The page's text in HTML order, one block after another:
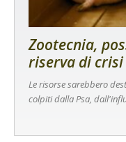
Zootecnia,
riserva di crisi
Le risorse sarebbero
colpiti dalla Psa,